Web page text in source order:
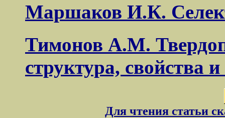
Маршаков И.К.
Тимонов А.М.
структура, свойства
Для чтения статьи